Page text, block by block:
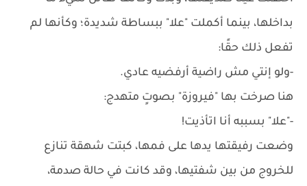
بداخلها، بينما أكملت "علا" ببساطة شديدة؛ وكأنها لم
تفعل ذلك حقًا:
-ولو إنتي مش راضية أرفضيه عادي.
هنا صرخت بها "فيروزة" بصوتٍ متهدج:
-"علا" بسببه أنا اتأذيت!
وضعت رفيقتها يدها على فمها، كبتت شهقة تنازع
للخروج من بين شفتيها، وقد كانت في حالة صدمة،